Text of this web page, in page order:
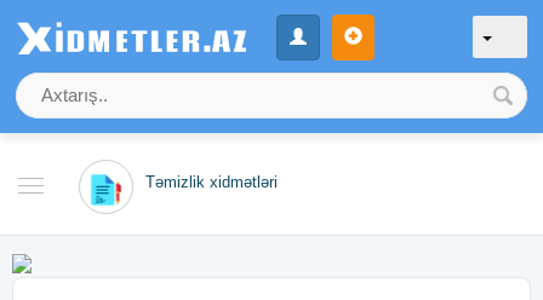
Təmizlik xidmətləri